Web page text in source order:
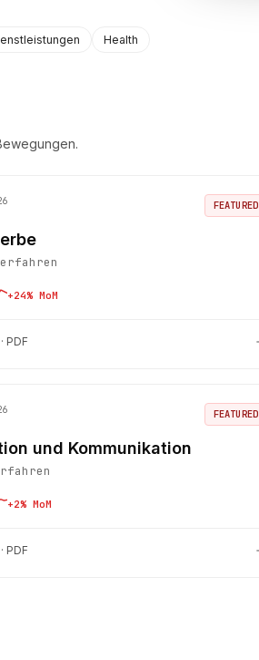
Health
FEATURED
+24% MoM
PDF
FEATURED
und Kommunikation
+2% MoM
PDF